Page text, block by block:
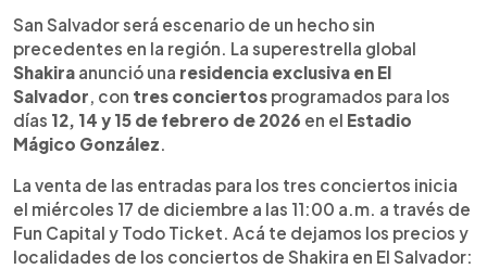
► Escuchar artículo
Shakira anunció una residencia histórica en El
Salvador con tres conciertos en febrero de 2026
en el Estadio Mágico González. El proyecto busca
posicionar al país como epicentro del
entretenimiento en Centroamérica, atraer turismo
regional y ofrecer un espectáculo de alto nivel
precios y localidades.
San Salvador será escenario de un hecho sin
precedentes en la región. La superestrella global
Shakira anunció una residencia exclusiva en El
Salvador, con tres conciertos programados para los
días 12, 14 y 15 de febrero de 2026 en el Estadio
Mágico González.
La venta de las entradas para los tres conciertos inicia
el miércoles 17 de diciembre a las 11:00 a.m. a través de
Fun Capital y Todo Ticket. Acá te dejamos los precios y
localidades de los conciertos de Shakira en El Salvador: